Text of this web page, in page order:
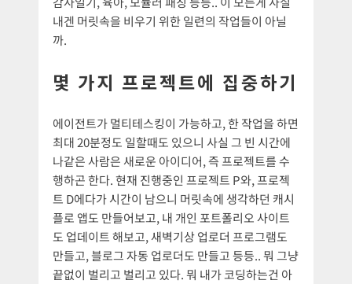
내겐 머릿속을 비우기 위한 일련의 작업들이 아닐
까.
몇 가지 프로젝트에 집중하기
에이전트가 멀티테스킹이 가능하고, 한 작업을 하면
최대 20분정도 일할때도 있으니 사실 그 빈 시간에
나같은 사람은 새로운 아이디어, 즉 프로젝트를 수
행하곤 한다. 현재 진행중인 프로젝트 P와, 프로젝
트 D에다가 시간이 남으니 머릿속에 생각하던 캐시
플로 앱도 만들어보고, 내 개인 포트폴리오 사이트
도 업데이트 해보고, 새벽기상 업로더 프로그램도
만들고, 블로그 자동 업로더도 만들고 등등.. 뭐 그냥
끝없이 벌리고 벌리고 있다. 뭐 내가 코딩하는건 아